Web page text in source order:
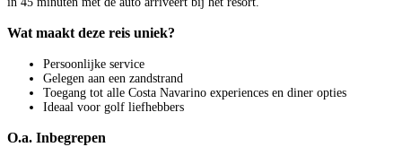
Wat maakt deze reis uniek?
Persoonlijke service
Gelegen aan een zandstrand
Toegang tot alle Costa Navarino experiences en diner opties
Ideaal voor golf liefhebbers
O.a. Inbegrepen